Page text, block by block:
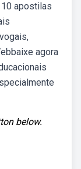
apostilas
agora
below.